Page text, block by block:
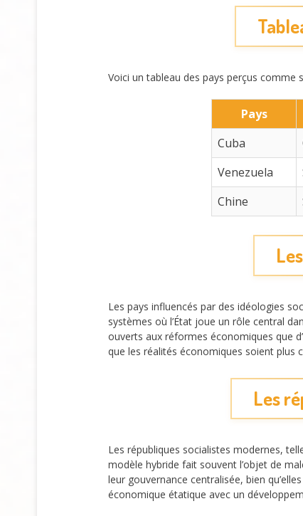
Voici un tableau des pays perçus comme
Pays
Cuba
Venezuela
Chine
Les pays influencés par des idéologies
systèmes où l’État joue un rôle central
ouverts aux réformes économiques que
que les réalités économiques soient plus
Les
Les républiques socialistes modernes,
modèle hybride fait souvent l’objet de
leur gouvernance centralisée, bien
économique étatique avec un